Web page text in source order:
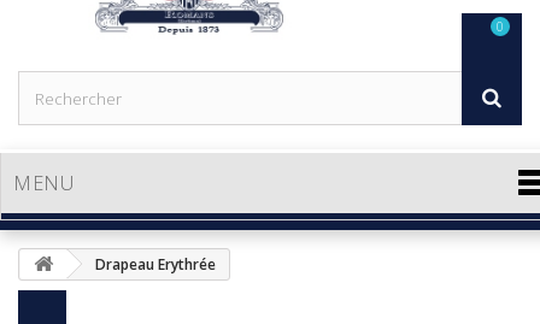
MENU
0
Drapeau Erythrée